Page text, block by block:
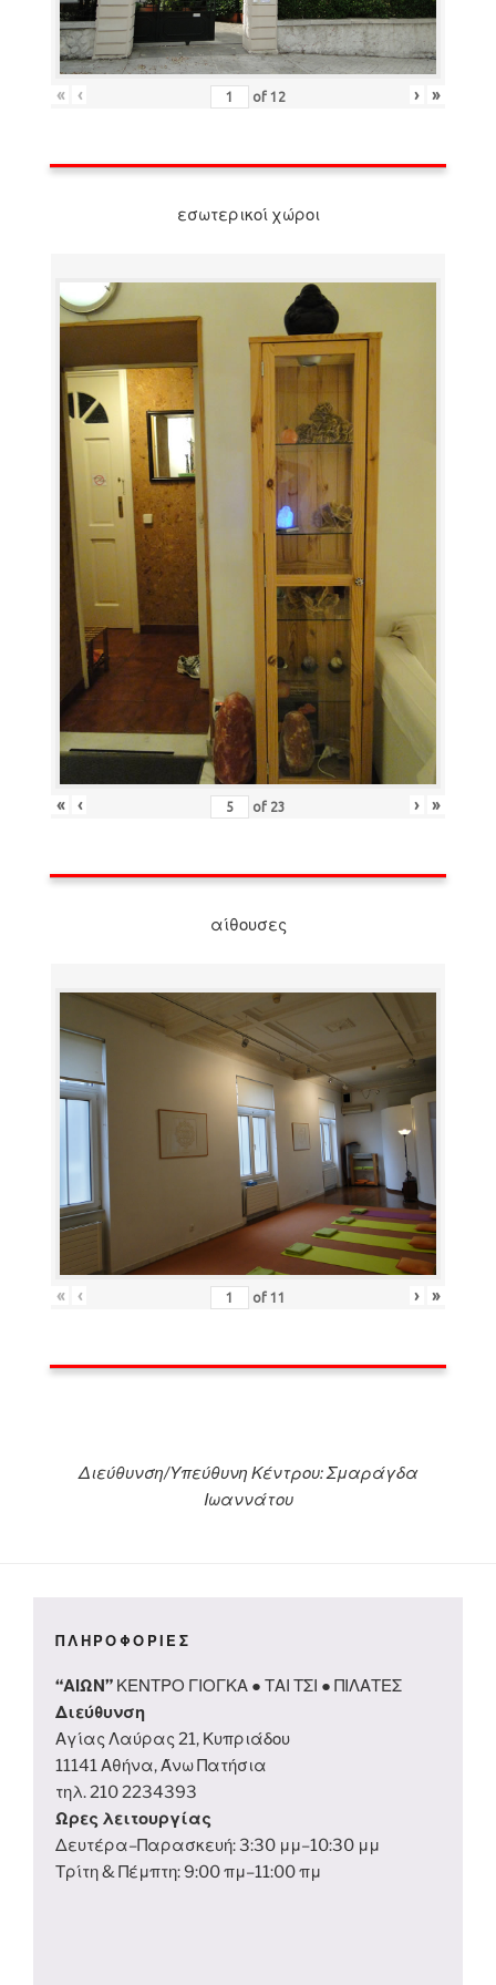
« ‹ of 12 › »
εσωτερικοί χώροι
« ‹ of 23 › »
αίθουσες
« ‹ of 11 › »
Διεύθυνση/Υπεύθυνη Κέντρου: Σμαράγδα
Ιωαννάτου
ΠΛΗΡΟΦΟΡΙΕΣ
“ΑΙΩΝ” ΚΕΝΤΡΟ ΓΙΟΓΚΑ ● ΤΑΙ ΤΣΙ ● ΠΙΛΑΤΕΣ
Διεύθυνση
Αγίας Λαύρας 21, Κυπριάδου
11141 Αθήνα, Άνω Πατήσια
τηλ. 210 2234393
Ωρες λειτουργίας
Δευτέρα–Παρασκευή: 3:30 μμ–10:30 μμ
Τρίτη & Πέμπτη: 9:00 πμ–11:00 πμ